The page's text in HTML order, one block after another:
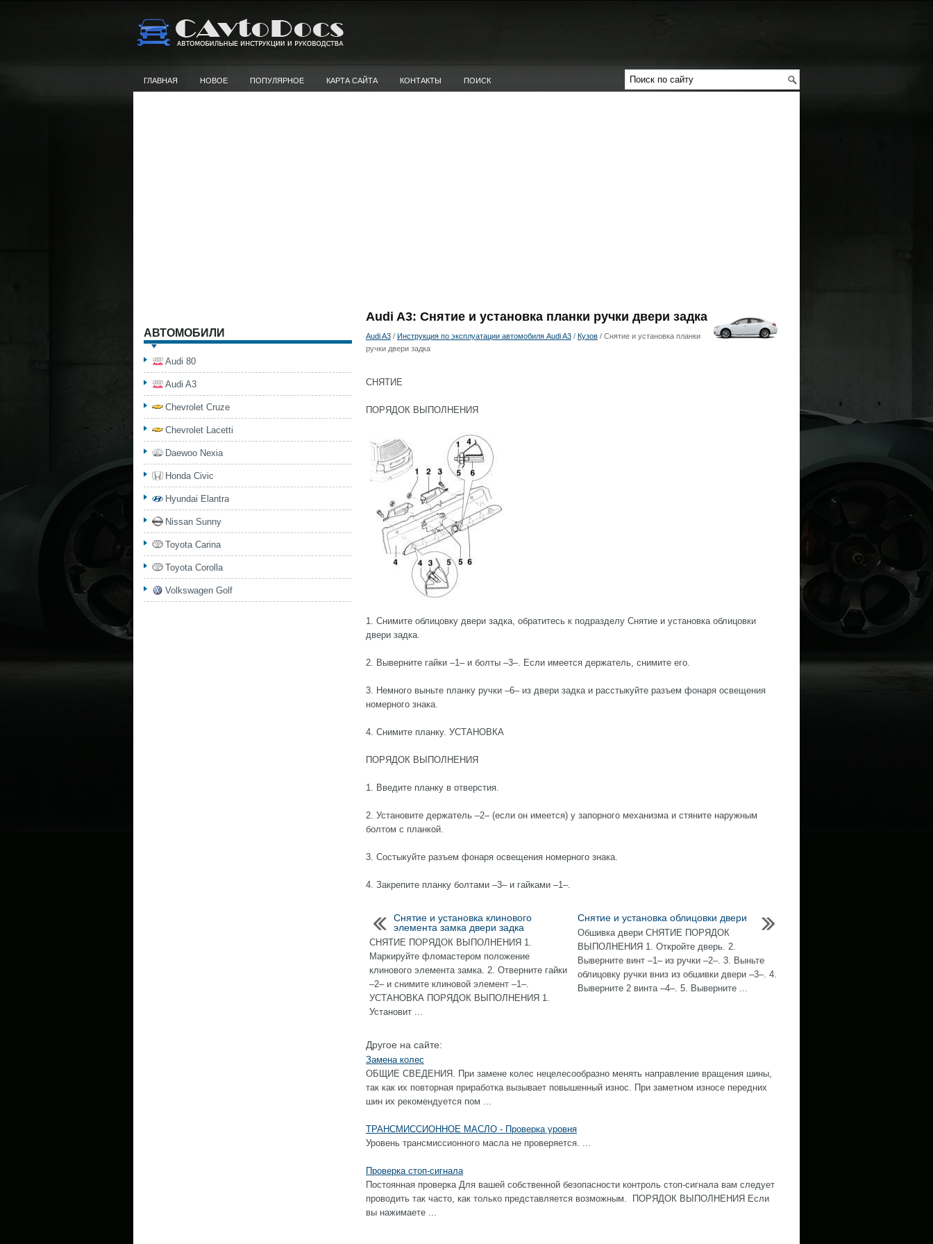
ГЛАВНАЯ НОВОЕ ПОПУЛЯРНОЕ КАРТА САЙТА КОНТАКТЫ ПОИСК
Audi A3: Снятие и установка планки ручки двери задка
Audi A3 / Инструкция по эксплуатации автомобиля Audi A3 / Кузов / Снятие и установка планки
ручки двери задка
СНЯТИЕ
ПОРЯДОК ВЫПОЛНЕНИЯ
1. Снимите облицовку двери задка, обратитесь к подразделу Снятие и установка облицовки
двери задка.
2. Выверните гайки –1– и болты –3–. Если имеется держатель, снимите его.
3. Немного выньте планку ручки –6– из двери задка и расстыкуйте разъем фонаря освещения
номерного знака.
4. Снимите планку. УСТАНОВКА
ПОРЯДОК ВЫПОЛНЕНИЯ
1. Введите планку в отверстия.
2. Установите держатель –2– (если он имеется) у запорного механизма и стяните наружным
болтом с планкой.
3. Состыкуйте разъем фонаря освещения номерного знака.
4. Закрепите планку болтами –3– и гайками –1–.
Снятие и установка клинового
элемента замка двери задка
СНЯТИЕ ПОРЯДОК ВЫПОЛНЕНИЯ 1.
Маркируйте фломастером положение
клинового элемента замка. 2. Отверните гайки
–2– и снимите клиновой элемент –1–.
УСТАНОВКА ПОРЯДОК ВЫПОЛНЕНИЯ 1.
Установит ...
Снятие и установка облицовки двери
Обшивка двери СНЯТИЕ ПОРЯДОК
ВЫПОЛНЕНИЯ 1. Откройте дверь. 2.
Выверните винт –1– из ручки –2–. 3. Выньте
облицовку ручки вниз из обшивки двери –3–. 4.
Выверните 2 винта –4–. 5. Выверните ...
Другое на сайте:
Замена колес
ОБЩИЕ СВЕДЕНИЯ. При замене колес нецелесообразно менять направление вращения шины,
так как их повторная приработка вызывает повышенный износ. При заметном износе передних
шин их рекомендуется пом ...
ТРАНСМИССИОННОЕ МАСЛО - Проверка уровня
Уровень трансмиссионного масла не проверяется. ...
Проверка стоп-сигнала
Постоянная проверка Для вашей собственной безопасности контроль стоп-сигнала вам следует
проводить так часто, как только представляется возможным. ПОРЯДОК ВЫПОЛНЕНИЯ Если
вы нажимаете ...
АВТОМОБИЛИ
Audi 80
Audi A3
Chevrolet Cruze
Chevrolet Lacetti
Daewoo Nexia
Honda Civic
Hyundai Elantra
Nissan Sunny
Toyota Carina
Toyota Corolla
Volkswagen Golf